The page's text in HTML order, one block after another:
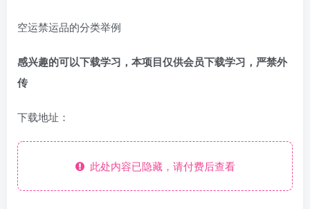
空运禁运品的分类举例
感兴趣的可以下载学习，本项目仅供会员下载学习，严禁外
传
下载地址：
此处内容已隐藏，请付费后查看